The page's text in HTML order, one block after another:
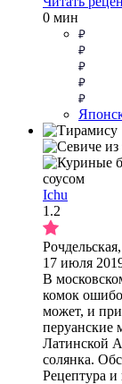
0 мин
Ichu
1.2
17 июля
В
комок
может, и
перуанские
Латинской
солянка.
Рецептура и